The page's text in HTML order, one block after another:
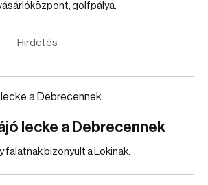
golfpálya.
Hirdetés
lecke a Debrecennek
falatnak bizonyult a Lokinak.